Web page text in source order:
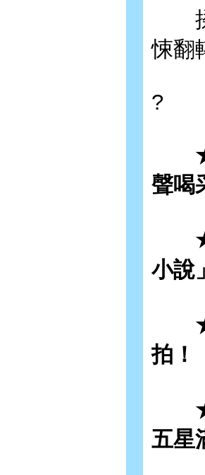
揉
悚翻
?
★
聲喝
小說
★
拍！
★
五星